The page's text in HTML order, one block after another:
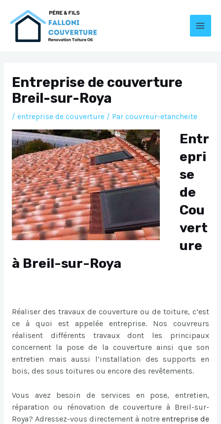
Entreprise de couverture
Breil-sur-Roya
/ entreprise de couverture/ Par couvreur-etancheite
Entr
epri
se
de
Cou
vert
ure
à Breil-sur-Roya
Réaliser des travaux de couverture ou de toiture, c’est
ce à quoi est appelée entreprise. Nos couvreurs
réalisent différents travaux dont les principaux
concernent la pose de la couverture ainsi que son
entretien mais aussi l’installation des supports en
bois, des sous toitures ou encore des revêtements.
Vous avez besoin de services en pose, entretien,
réparation ou rénovation de couverture à Breil-sur-
Roya? Adressez-vous directement à notreentreprise de